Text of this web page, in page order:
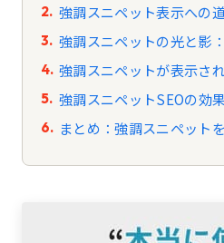
強調スニペット表示への
強調スニペットの光と影
強調スニペットが表示さ
強調スニペットSEOの効
まとめ：強調スニペット